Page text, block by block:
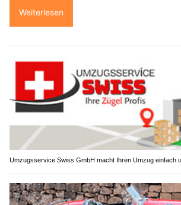
Weiterlesen
Umzugsservice Swiss GmbH macht Ihren Umzug einfach